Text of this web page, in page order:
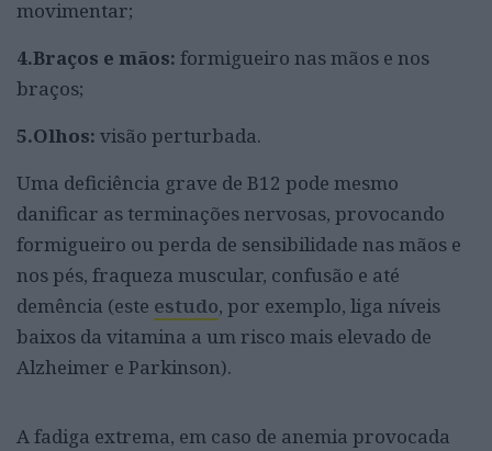
movimentar;
4.Braços e mãos: formigueiro nas mãos e nos
braços;
5.Olhos: visão perturbada.
Uma deficiência grave de B12 pode mesmo
danificar as terminações nervosas, provocando
formigueiro ou perda de sensibilidade nas mãos e
nos pés, fraqueza muscular, confusão e até
demência (este estudo, por exemplo, liga níveis
baixos da vitamina a um risco mais elevado de
Alzheimer e Parkinson).
A fadiga extrema, em caso de anemia provocada